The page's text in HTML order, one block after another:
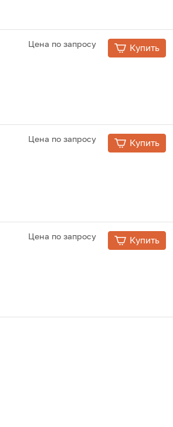
Цена по запросу Купить
Цена по запросу Купить
Цена по запросу Купить